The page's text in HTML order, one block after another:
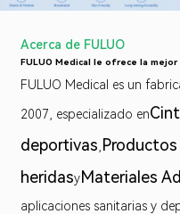
Acerca de FULUO
FULUO Medical le ofrece la
FULUO Medical es un
2007, especializado en
deportivas
heridasyMateriales
aplicaciones sanitarias y